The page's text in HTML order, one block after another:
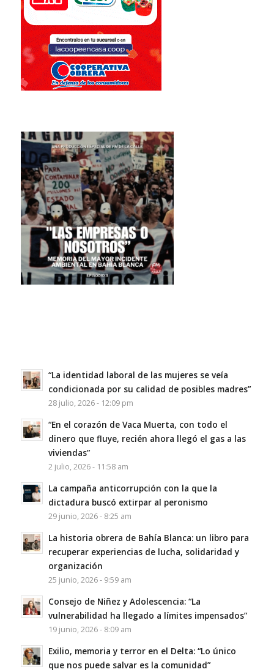
“La identidad laboral de las mujeres se veía
condicionada por su calidad de posibles madres”
28 julio, 2026 - 12:09 pm
“En el corazón de Vaca Muerta, con todo el
dinero que fluye, recién ahora llegó el gas a las
viviendas”
2 julio, 2026 - 11:58 am
La campaña anticorrupción con la que la
dictadura buscó extirpar al peronismo
29 junio, 2026 - 8:25 am
La historia obrera de Bahía Blanca: un libro para
recuperar experiencias de lucha, solidaridad y
organización
25 junio, 2026 - 9:59 am
Consejo de Niñez y Adolescencia: “La
vulnerabilidad ha llegado a límites impensados”
19 junio, 2026 - 8:09 am
Exilio, memoria y terror en el Delta: “Lo único
que nos puede salvar es la comunidad”